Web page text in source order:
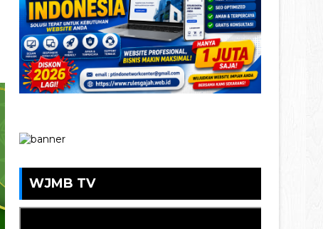
WJMB TV